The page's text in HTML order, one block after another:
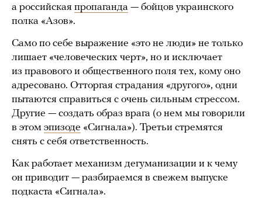
а российская пропаганда — бойцов украинского
полка «Азов».
Само по себе выражение «это не люди» не только
лишает «человеческих черт», но и исключает
из правового и общественного поля тех, кому оно
адресовано. Отторгая страдания «другого», одни
пытаются справиться с очень сильным стрессом.
Другие — создать образ врага (о нем мы говорили
в этом эпизоде «Сигнала»). Третьи стремятся
снять с себя ответственность.
Как работает механизм дегуманизации и к чему
он приводит — разбираемся в свежем выпуске
подкаста «Сигнала».